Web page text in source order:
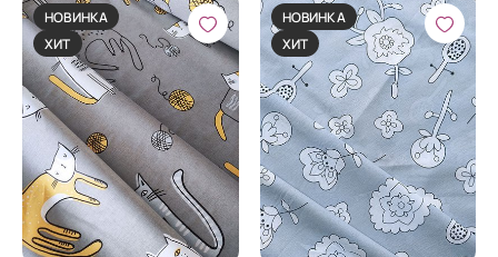
НОВИНКА
ХИТ
НОВИНКА
ХИТ